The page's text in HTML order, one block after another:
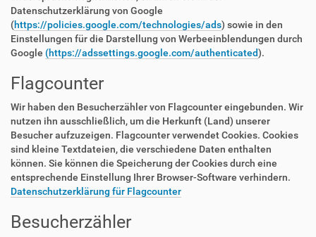
Datenschutzerklärung von Google
(https://policies.google.com/technologies/ads) sowie in den
Einstellungen für die Darstellung von Werbeeinblendungen durch
Google (https://adssettings.google.com/authenticated).
Flagcounter
Wir haben den Besucherzähler von Flagcounter eingebunden. Wir
nutzen ihn ausschließlich, um die Herkunft (Land) unserer
Besucher aufzuzeigen. Flagcounter verwendet Cookies. Cookies
sind kleine Textdateien, die verschiedene Daten enthalten
können. Sie können die Speicherung der Cookies durch eine
entsprechende Einstellung Ihrer Browser-Software verhindern.
Datenschutzerklärung für Flagcounter
Besucherzähler